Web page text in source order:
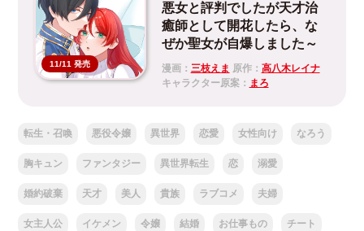
11/11 発売
悪女と評判でしたが天才治
癒師として開花したら、な
ぜか聖女が自爆しました～
漫画： 三枝えま 原作： 高八木レイナ
キャラクター原案： まろ
転生・召喚 悪役令嬢 異世界 恋愛 女性向け なろう
胸キュン ファンタジー 異世界転生 恋 溺愛
婚約破棄 天才 美人 貴族 ラブコメ 夫婦
女主人公 イケメン 令嬢 結婚 お仕事もの チート